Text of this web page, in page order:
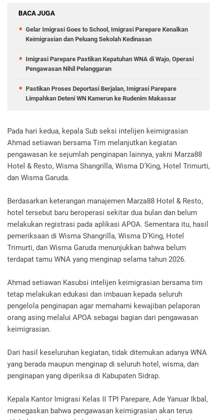
BACA JUGA
Gelar Imigrasi Goes to School, Imigrasi Parepare Kenalkan
Keimigrasian dan Peluang Sekolah Kedinasan
Imigrasi Parepare Pastikan Kepatuhan WNA di Wajo, Operasi
Pengawasan Nihil Pelanggaran
Pastikan Proses Deportasi Berjalan, Imigrasi Parepare
Limpahkan Deteni WN Kamerun ke Rudenim Makassar
Pada hari kedua, kepala Sub seksi intelijen keimigrasian
Ahmad setiawan bersama Tim melanjutkan kegiatan
pengawasan ke sejumlah penginapan lainnya, yakni Marza88
Hotel & Resto, Wisma Shangrilla, Wisma D’King, Hotel Trimurti,
dan Wisma Garuda.
Berdasarkan keterangan manajemen Marza88 Hotel & Resto,
hotel tersebut baru beroperasi sekitar dua bulan dan belum
melakukan registrasi pada aplikasi APOA. Sementara itu, hasil
pemeriksaan di Wisma Shangrilla, Wisma D’King, Hotel
Trimurti, dan Wisma Garuda menunjukkan bahwa belum
terdapat tamu WNA yang menginap selama tahun 2026.
Ahmad setiawan Kasubsi intelijen keimigrasian bersama tim
tetap melakukan edukasi dan imbauan kepada seluruh
pengelola penginapan agar memahami kewajiban pelaporan
orang asing melalui APOA sebagai bagian dari pengawasan
keimigrasian.
Dari hasil keseluruhan kegiatan, tidak ditemukan adanya WNA
yang berada maupun menginap di seluruh hotel, wisma, dan
penginapan yang diperiksa di Kabupaten Sidrap.
Kepala Kantor Imigrasi Kelas II TPI Parepare, Ade Yanuar Ikbal,
menegaskan bahwa pengawasan keimigrasian akan terus